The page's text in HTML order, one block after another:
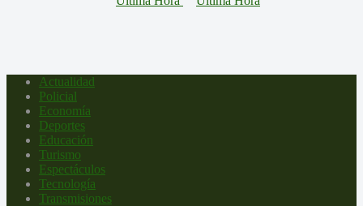
Actualidad
Policial
Economía
Deportes
Educación
Turismo
Espectáculos
Tecnología
Transmisiones